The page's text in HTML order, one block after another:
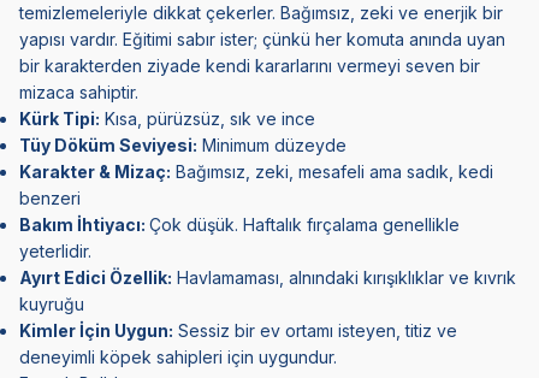
temizlemeleriyle dikkat çekerler. Bağımsız, zeki ve enerjik bir
yapısı vardır. Eğitimi sabır ister; çünkü her komuta anında uyan
bir karakterden ziyade kendi kararlarını vermeyi seven bir
mizaca sahiptir.
Kürk Tipi: Kısa, pürüzsüz, sık ve ince
Tüy Döküm Seviyesi: Minimum düzeyde
Karakter & Mizaç: Bağımsız, zeki, mesafeli ama sadık, kedi
benzeri
Bakım İhtiyacı: Çok düşük. Haftalık fırçalama genellikle
yeterlidir.
Ayırt Edici Özellik: Havlamaması, alnındaki kırışıklıklar ve kıvrık
kuyruğu
Kimler İçin Uygun: Sessiz bir ev ortamı isteyen, titiz ve
deneyimli köpek sahipleri için uygundur.